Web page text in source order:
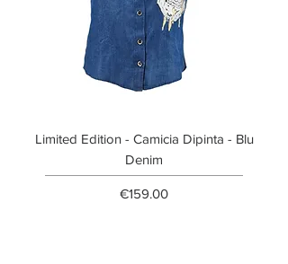
Limited Edition - Camicia Dipinta - Blu
Denim
Price
€159.00